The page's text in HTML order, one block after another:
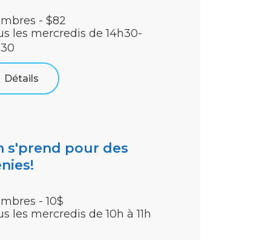
les mercredis de 14h30-
- $82
Détails
s'prend pour des
les mercredis de 10h à 11h
- 10$